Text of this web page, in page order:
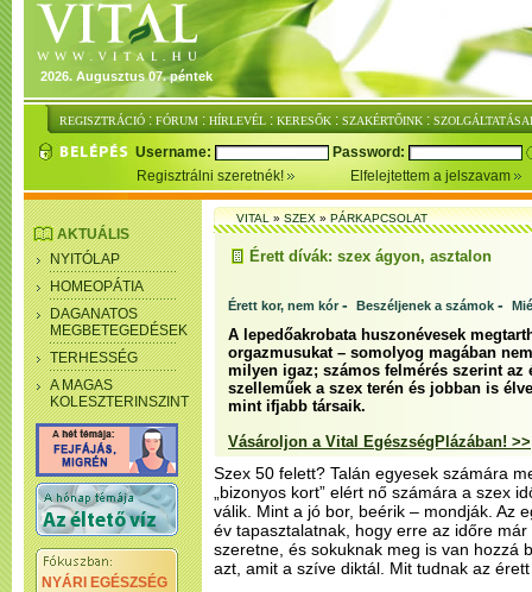
2026. Augusztus 07. péntek
REGISZTRÁCIÓ : FÓRUM : HÍRLEVÉL : KERESŐK : SZAKÉRTŐINK :
Username:
Password:
Regisztrálni szeretnék!
Elfelejtettem a jelszavam
AKTUÁLIS
NYITÓLAP
HOMEOPÁTIA
DAGANATOS
MEGBETEGEDÉSEK
TERHESSÉG
A MAGAS
KOLESZTERINSZINT
NYÁRI EGÉSZSÉG
VITAL»SZEX»PÁRKAPCSOLAT
Érett dívák: szex ágyon, asztalon
Érett kor, nem kór - Beszéljenek a számok -
A lepedőakrobata huszonévesek
orgazmusukat – somolyog magában
milyen igaz; számos felmérés szerint
szelleműek a szex terén és jobban is
mint ifjabb társaik.
Vásároljon a Vital EgészségPlázában! >>
Szex 50 felett? Talán egyesek számára
„bizonyos kort” elért nő számára a szex
válik. Mint a jó bor, beérik – mondják. Az
év tapasztalatnak, hogy erre az időre
szeretne, és sokuknak meg is van hozzá
azt, amit a szíve diktál. Mit tudnak az